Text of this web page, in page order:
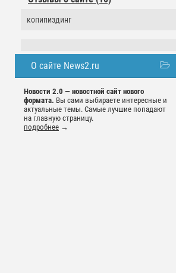
копипиздинг
О сайте News2.ru
Новости 2.0 — новостной сайт нового
формата. Вы сами выбираете интересные и
актуальные темы. Самые лучшие попадают
на главную страницу.
подробнее →